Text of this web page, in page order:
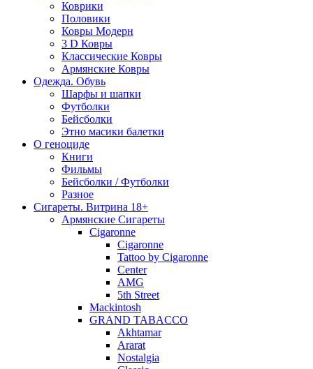
Коврики
Половики
Ковры Модерн
3 D Ковры
Классические Ковры
Армянские Ковры
Одежда. Обувь
Шарфы и шапки
Футболки
Бейсболки
Этно масики балетки
О геноциде
Книги
Фильмы
Бейсболки / Футболки
Разное
Сигареты. Витрина 18+
Армянские Сигареты
Cigaronne
Cigaronne
Tattoo by Cigaronne
Center
AMG
5th Street
Mackintosh
GRAND TABACCO
Akhtamar
Ararat
Nostalgia